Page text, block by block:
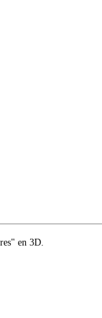
en 3D.